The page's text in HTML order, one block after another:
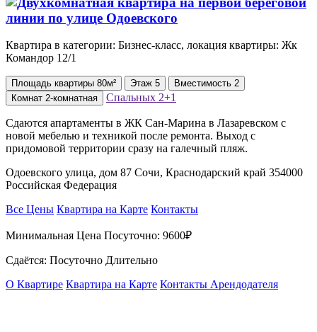
Квартира в категории: Бизнес-класс, локация квартиры: Жк
Командор 12/1
Площадь квартиры 80м² Этаж 5 Вместимость 2
Комнат 2-комнатная Спальных 2+1
Сдаются апартаменты в ЖК Сан-Марина в Лазаревском с
новой мебелью и техникой после ремонта. Выход с
придомовой территории сразу на галечный пляж.
Одоевского улица, дом 87 Сочи, Краснодарский край 354000
Российская Федерация
Все Цены Квартира на Карте Контакты
Минимальная Цена Посуточно: 9600₽
Сдаётся: Посуточно Длительно
О Квартире Квартира на Карте Контакты Арендодателя